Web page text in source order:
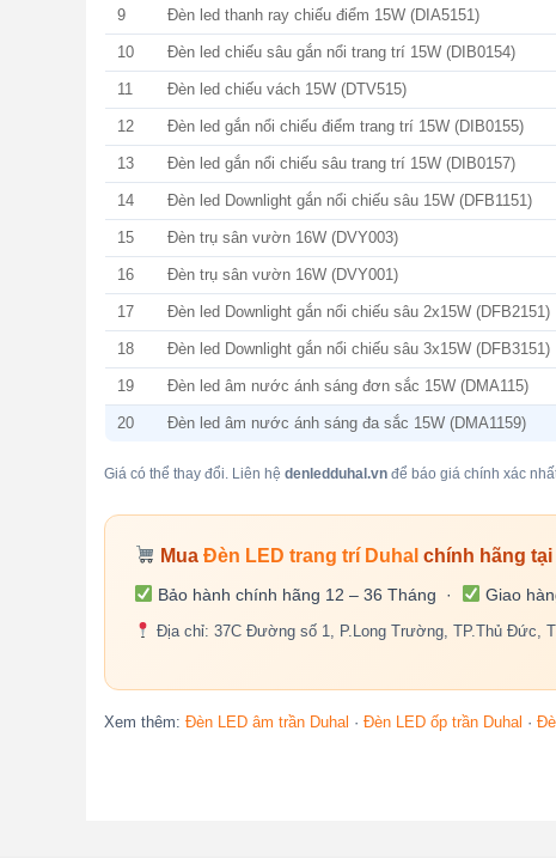
9 Đèn led thanh ray chiếu điểm 15W (DIA5151)
10 Đèn led chiếu sâu gắn nổi trang trí 15W (DIB0154)
11 Đèn led chiếu vách 15W (DTV515)
12 Đèn led gắn nổi chiếu điểm trang trí 15W (DIB0155)
13 Đèn led gắn nổi chiếu sâu trang trí 15W (DIB0157)
14 Đèn led Downlight gắn nổi chiếu sâu 15W (DFB1151)
15 Đèn trụ sân vườn 16W (DVY003)
16 Đèn trụ sân vườn 16W (DVY001)
17 Đèn led Downlight gắn nổi chiếu sâu 2x15W (DFB2151)
18 Đèn led Downlight gắn nổi chiếu sâu 3x15W (DFB3151)
19 Đèn led âm nước ánh sáng đơn sắc 15W (DMA115)
20 Đèn led âm nước ánh sáng đa sắc 15W (DMA1159)
Giá có thể thay đổi. Liên hệ denledduhal.vnđể báo giá chính xác
MuaĐèn LED trang trí Duhal chính hãng
Bảo hành chính hãng 12 – 36 Tháng · Giao
Địa chỉ: 37C Đường số 1, P.Long Trường, TP.Thủ Đức,
Xem thêm: Đèn LED âm trần Duhal · Đèn LED ốp trần Duhal ·